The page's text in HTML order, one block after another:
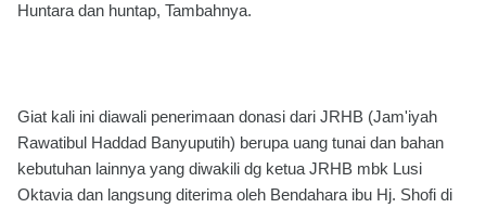
Huntara dan huntap, Tambahnya.
Giat kali ini diawali penerimaan donasi dari JRHB (Jam'iyah
Rawatibul Haddad Banyuputih) berupa uang tunai dan bahan
kebutuhan lainnya yang diwakili dg ketua JRHB mbk Lusi
Oktavia dan langsung diterima oleh Bendahara ibu Hj. Shofi di